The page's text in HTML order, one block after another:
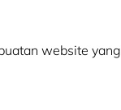
website